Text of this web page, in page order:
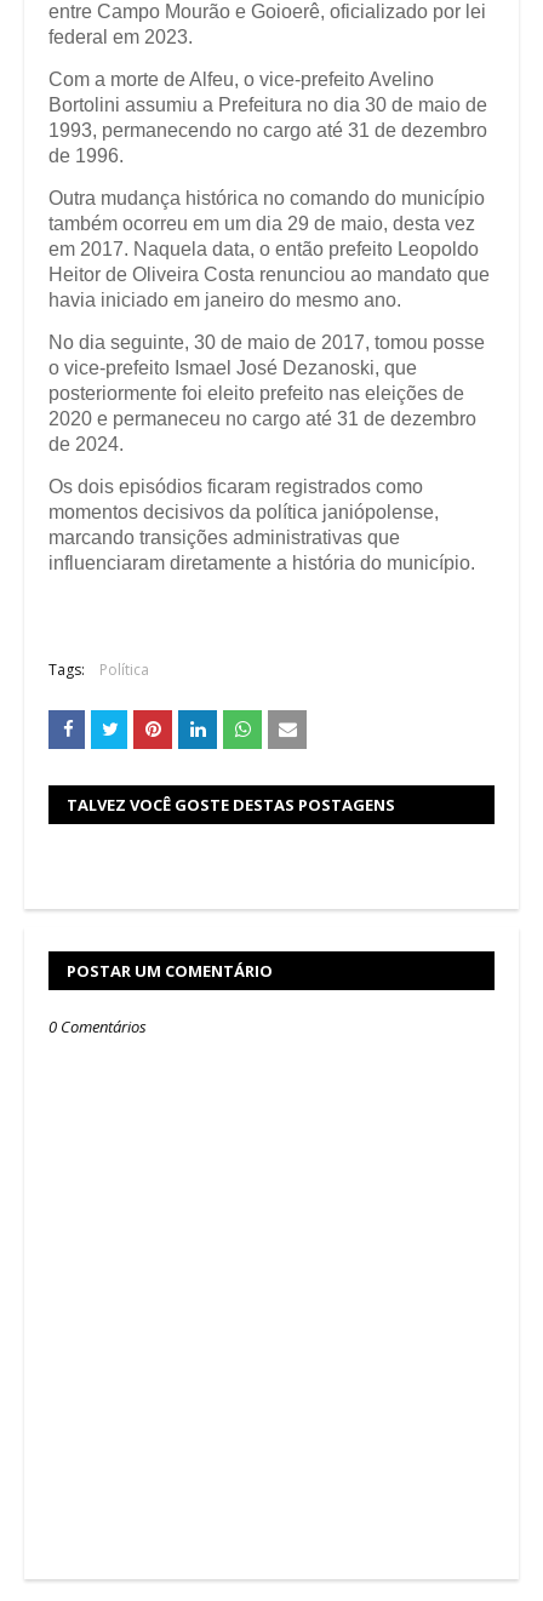
entre Campo Mourão e Goioerê, oficializado por lei
federal em 2023.
Com a morte de Alfeu, o vice-prefeito Avelino
Bortolini assumiu a Prefeitura no dia 30 de maio de
1993, permanecendo no cargo até 31 de dezembro
de 1996.
Outra mudança histórica no comando do município
também ocorreu em um dia 29 de maio, desta vez
em 2017. Naquela data, o então prefeito Leopoldo
Heitor de Oliveira Costa renunciou ao mandato que
havia iniciado em janeiro do mesmo ano.
No dia seguinte, 30 de maio de 2017, tomou posse
o vice-prefeito Ismael José Dezanoski, que
posteriormente foi eleito prefeito nas eleições de
2020 e permaneceu no cargo até 31 de dezembro
de 2024.
Os dois episódios ficaram registrados como
momentos decisivos da política janiópolense,
marcando transições administrativas que
influenciaram diretamente a história do município.
Tags: Política
TALVEZ VOCÊ GOSTE DESTAS POSTAGENS
POSTAR UM COMENTÁRIO
0 Comentários